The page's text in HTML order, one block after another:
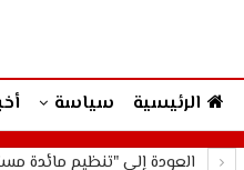
الرئيسية سياسة
العودة إلى "تنظيم مائدة مستديرة حول